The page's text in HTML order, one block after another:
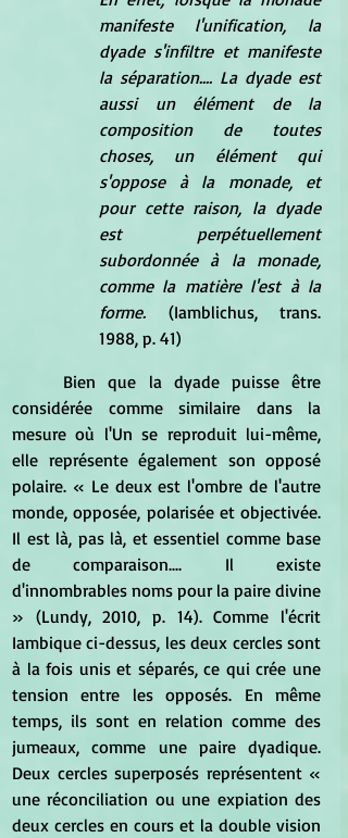
manifeste l'unification, la
dyade s'infiltre et manifeste
la séparation.... La dyade est
aussi un élément de la
composition de toutes
choses, un élément qui
s'oppose à la monade, et
pour cette raison, la dyade
est perpétuellement
subordonnée à la monade,
comme la matière l'est à la
forme. (Iamblichus, trans.
1988, p. 41)
considérée comme similaire dans la
mesure où l'Un se reproduit lui-même,
elle représente également son opposé
polaire. « Le deux est l'ombre de l'autre
monde, opposée, polarisée et objectivée.
Il est là, pas là, et essentiel comme base
de comparaison.... Il existe
d'innombrables noms pour la paire divine
» (Lundy, 2010, p. 14). Comme l'écrit
Iambique ci-dessus, les deux cercles sont
à la fois unis et séparés, ce qui crée une
tension entre les opposés. En même
temps, ils sont en relation comme des
jumeaux, comme une paire dyadique.
Deux cercles superposés représentent «
une réconciliation ou une expiation des
deux cercles en cours et la double vision